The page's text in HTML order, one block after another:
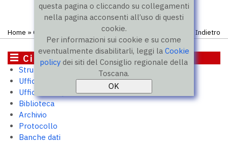
questa pagina o cliccando su collegamenti
nella pagina acconsenti all’uso di questi
cookie.
Per informazioni sui cookie e su come
eventualmente disabilitarli, leggi laCookie
policy dei siti del Consiglio regionale della
Toscana.
Home » Come fare per » Richiedere una pubblicazione Indietro
Cittadini
Struttura e uffici
Ufficio relazioni con il pubblico
Ufficio stampa
Biblioteca
Archivio
Protocollo
Banche dati